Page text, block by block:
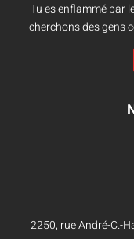
Tu es enflammé par
cherchons des gens
2250, rue André-C.-